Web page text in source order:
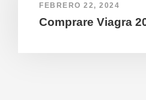
FEBRERO 22, 2024
Comprare Viagra